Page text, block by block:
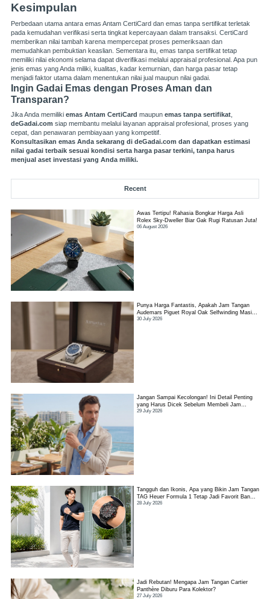
Kesimpulan
Perbedaan utama antara emas Antam CertiCard dan emas tanpa sertifikat terletak
pada kemudahan verifikasi serta tingkat kepercayaan dalam transaksi. CertiCard
memberikan nilai tambah karena mempercepat proses pemeriksaan dan
memudahkan pembuktian keaslian. Sementara itu, emas tanpa sertifikat tetap
memiliki nilai ekonomi selama dapat diverifikasi melalui appraisal profesional. Apa pun
jenis emas yang Anda miliki, kualitas, kadar kemurnian, dan harga pasar tetap
menjadi faktor utama dalam menentukan nilai jual maupun nilai gadai.
Ingin Gadai Emas dengan Proses Aman dan
Transparan?
Jika Anda memiliki emas Antam CertiCard maupun emas tanpa sertifikat
deGadai.com siap membantu melalui layanan appraisal profesional, proses yang
cepat, dan penawaran pembiayaan yang kompetitif.
Konsultasikan emas Anda sekarang di deGadai.com dan dapatkan estimasi
nilai gadai terbaik sesuai kondisi serta harga pasar terkini, tanpa harus
menjual aset investasi yang Anda miliki.
Recent
Awas Tertipu! Rahasia Bongkar Harga Asli
Rolex Sky-Dweller Biar Gak Rugi Ratusan Juta!
06 August 2026
Punya Harga Fantastis, Apakah Jam Tangan
Audemars Piguet Royal Oak Selfwinding Masih
Worth It?
30 July 2026
Jangan Sampai Kecolongan! Ini Detail Penting
yang Harus Dicek Sebelum Membeli Jam
Tangan TAG Heuer Link
29 July 2026
Tangguh dan Ikonis, Apa yang Bikin Jam Tangan
TAG Heuer Formula 1 Tetap Jadi Favorit Banyak
Orang?
28 July 2026
Jadi Rebutan! Mengapa Jam Tangan Cartier
Panthère Diburu Para Kolektor?
27 July 2026